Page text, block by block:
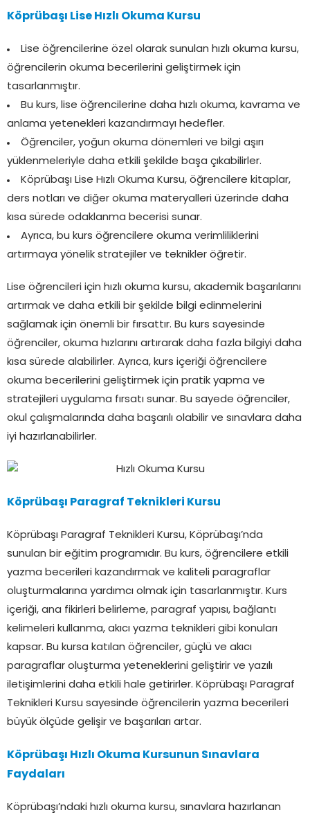
Köprübaşı Lise Hızlı Okuma Kursu
Lise öğrencilerine özel olarak sunulan hızlı okuma kursu,
öğrencilerin okuma becerilerini geliştirmek için
tasarlanmıştır.
Bu kurs, lise öğrencilerine daha hızlı okuma, kavrama ve
anlama yetenekleri kazandırmayı hedefler.
Öğrenciler, yoğun okuma dönemleri ve bilgi aşırı
yüklenmeleriyle daha etkili şekilde başa çıkabilirler.
Köprübaşı Lise Hızlı Okuma Kursu, öğrencilere kitaplar,
ders notları ve diğer okuma materyalleri üzerinde daha
kısa sürede odaklanma becerisi sunar.
Ayrıca, bu kurs öğrencilere okuma verimliliklerini
artırmaya yönelik stratejiler ve teknikler öğretir.
Lise öğrencileri için hızlı okuma kursu, akademik başarılarını
artırmak ve daha etkili bir şekilde bilgi edinmelerini
sağlamak için önemli bir fırsattır. Bu kurs sayesinde
öğrenciler, okuma hızlarını artırarak daha fazla bilgiyi daha
kısa sürede alabilirler. Ayrıca, kurs içeriği öğrencilere
okuma becerilerini geliştirmek için pratik yapma ve
stratejileri uygulama fırsatı sunar. Bu sayede öğrenciler,
okul çalışmalarında daha başarılı olabilir ve sınavlara daha
iyi hazırlanabilirler.
Köprübaşı Paragraf Teknikleri Kursu
Köprübaşı Paragraf Teknikleri Kursu, Köprübaşı’nda
sunulan bir eğitim programıdır. Bu kurs, öğrencilere etkili
yazma becerileri kazandırmak ve kaliteli paragraflar
oluşturmalarına yardımcı olmak için tasarlanmıştır. Kurs
içeriği, ana fikirleri belirleme, paragraf yapısı, bağlantı
kelimeleri kullanma, akıcı yazma teknikleri gibi konuları
kapsar. Bu kursa katılan öğrenciler, güçlü ve akıcı
paragraflar oluşturma yeteneklerini geliştirir ve yazılı
iletişimlerini daha etkili hale getirirler. Köprübaşı Paragraf
Teknikleri Kursu sayesinde öğrencilerin yazma becerileri
büyük ölçüde gelişir ve başarıları artar.
Köprübaşı Hızlı Okuma Kursunun Sınavlara
Faydaları
Köprübaşı’ndaki hızlı okuma kursu, sınavlara hazırlanan